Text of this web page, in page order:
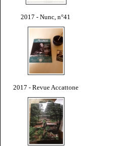
2017 - Nunc, n°41
2017 - Revue Accattone